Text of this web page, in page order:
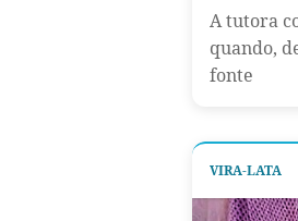
A tutora
quando,
fonte
VIRA-LATA